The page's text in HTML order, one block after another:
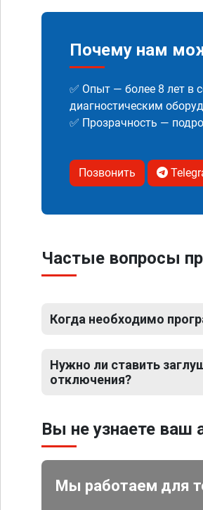
Почему нам
✅ Опыт — более 8 лет в
диагностическим
✅ Прозрачность —
Позвонить
Частые вопросы
Когда необходимо
Нужно ли ставить
отключения?
Вы не узнаете ваш
Мы работаем для